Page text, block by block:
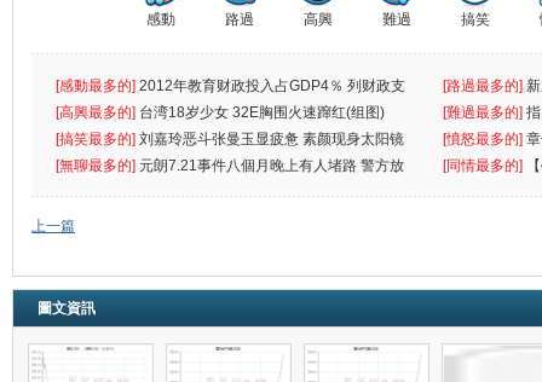
感動 路過 高興 難過 搞笑
[感動最多的] 2012年教育财政投入占GDP4％ 列财政支
出首位
[路過最多的]
[高興最多的] 台湾18岁少女 32E胸围火速蹿红(组图) [難過最多的]
罪
[搞笑最多的] 刘嘉玲恶斗张曼玉显疲惫 素颜现身太阳镜
遮
[憤怒最多的]
[無聊最多的] 元朗7.21事件八個月晚上有人堵路 警方放
催
[同情最多的]
敗
上一篇
圖文資訊